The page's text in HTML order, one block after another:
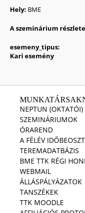
Hely: BME
A szeminárium
esemeny_tipus:
Kari esemény
NEPTUN (OKTATÓI)
SZEMINÁRIUMOK
ÓRAREND
A FÉLÉV
TEREMADATBÁZIS
BME TTK RÉGI
WEBMAIL
ÁLLÁSPÁLYÁZATOK
TANSZÉKEK
TTK MOODLE